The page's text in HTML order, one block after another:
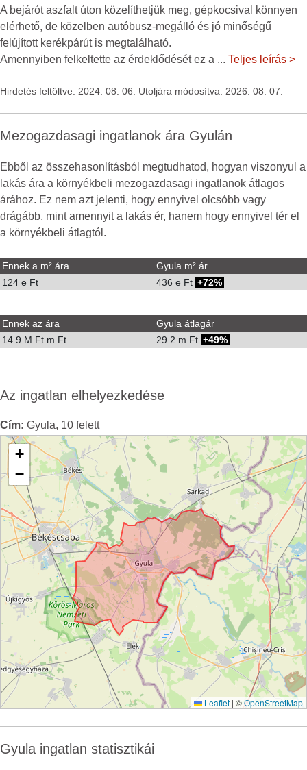
A bejárót aszfalt úton közelíthetjük meg, gépkocsival könnyen
elérhető, de közelben autóbusz-megálló és jó minőségű
felújított kerékpárút is megtalálható.
Amennyiben felkeltette az érdeklődését ez a ... Teljes leírás >
Hirdetés feltöltve: 2024. 08. 06. Utoljára módosítva: 2026. 08. 07.
Mezogazdasagi ingatlanok ára Gyulán
Ebből az összehasonlításból megtudhatod, hogyan viszonyul a
lakás ára a környékbeli mezogazdasagi ingatlanok átlagos
árához. Ez nem azt jelenti, hogy ennyivel olcsóbb vagy
drágább, mint amennyit a lakás ér, hanem hogy ennyivel tér el
a környékbeli átlagtól.
Ennek a m² ára
Gyula m² ár
124 e Ft
436 e Ft 72%
Ennek az ára
Gyula átlagár
14.9 M Ft m Ft
29.2 m Ft 49%
Az ingatlan elhelyezkedése
Cím: Gyula, 10 felett
+
−
Leaflet | ©OpenStreetMap
Gyula ingatlan statisztikái